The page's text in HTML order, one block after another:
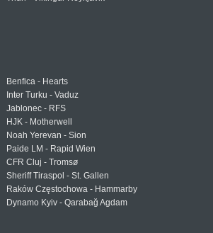
Benfica - Hearts
Inter Turku - Vaduz
Jablonec - RFS
HJK - Motherwell
Noah Yerevan - Sion
Paide LM - Rapid Wien
CFR Cluj - Tromsø
Sheriff Tiraspol - St. Gallen
Raków Częstochowa - Hammarby
Dynamo Kyiv - Qarabağ Agdam